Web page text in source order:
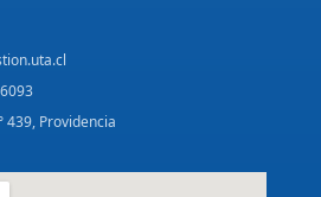
439, Providencia